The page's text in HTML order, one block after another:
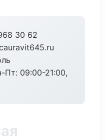
30 62
Пт: 09:00-21:00,